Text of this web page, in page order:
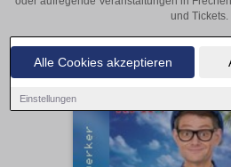
Alle Cookies akzeptieren
Einstellungen
und Tickets.